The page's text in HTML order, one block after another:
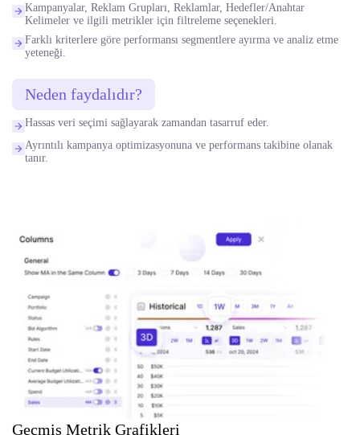
Kampanyalar, Reklam Grupları, Reklamlar, Hedefler/Anahtar
Kelimeler ve ilgili metrikler için filtreleme seçenekleri.
Farklı kriterlere göre performansı segmentlere ayırma ve analiz etme
yeteneği.
Neden faydalıdır?
Hassas veri seçimi sağlayarak zamandan tasarruf eder.
Ayrıntılı kampanya optimizasyonuna ve performans takibine olanak
tanır.
Geçmiş Metrik Grafikleri